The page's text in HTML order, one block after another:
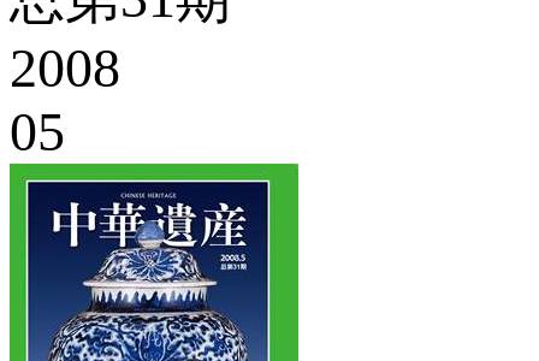
2008
05